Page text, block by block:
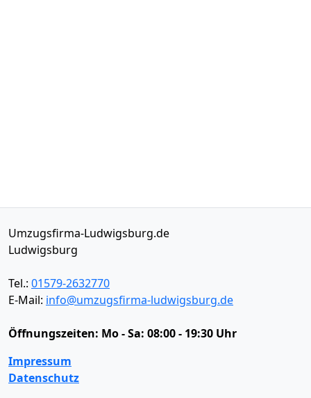
Umzugsfirma-Ludwigsburg.de
Ludwigsburg
Tel.: 01579-2632770
E-Mail: info@umzugsfirma-ludwigsburg.de
Öffnungszeiten: Mo - Sa: 08:00 - 19:30 Uhr
Impressum
Datenschutz